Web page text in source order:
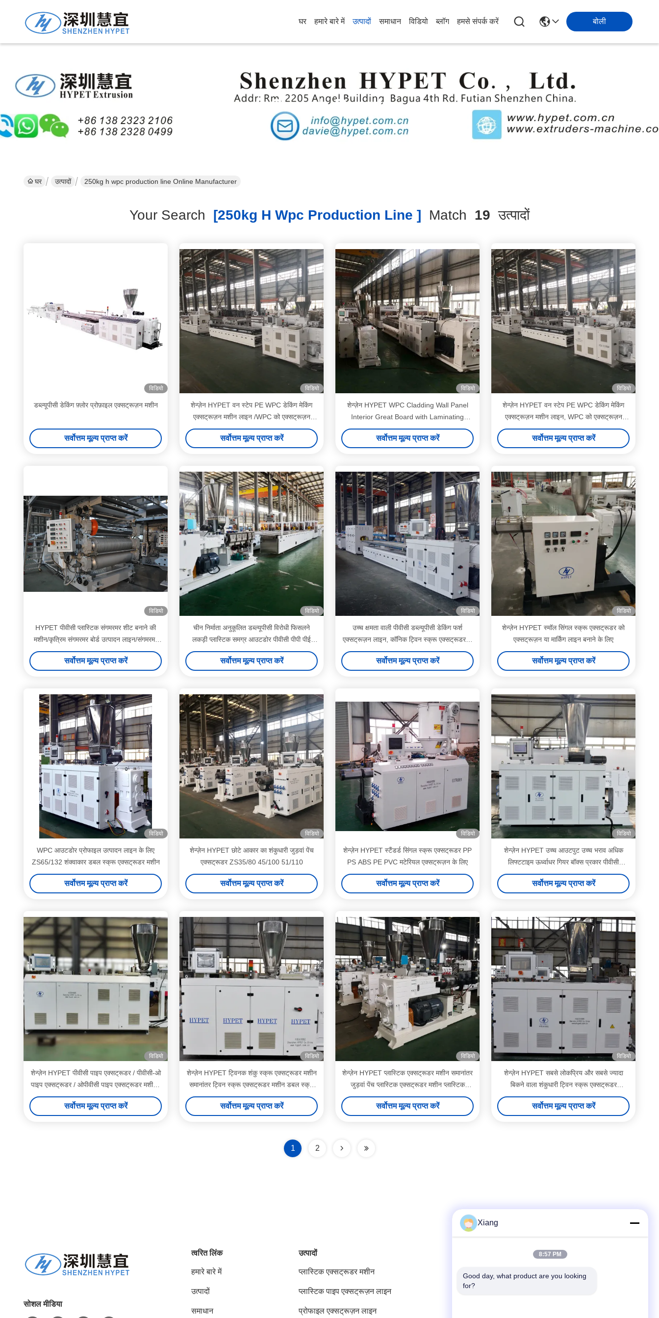
घर हमारे बारे में उत्पादों समाधान विडियो ब्लॉग हमसे संपर्क करें बोली
Search Result
घर उत्पादों 250kg h wpc production line Online Manufacturer
Your Search [250kg H Wpc Production Line ] Match 19 उत्पादों
विडियो
डब्ल्यूपीसी डेकिंग फ़्लोर प्रोफ़ाइल एक्सट्रूज़न मशीन
सर्वोत्तम मूल्य प्राप्त करें
विडियो
शेन्ज़ेन HYPET वन स्टेप PE WPC डेकिंग मेकिंग
एक्सट्रूज़न मशीन लाइन /WPC को एक्सट्रूज़न
प्रोडक्शन लाइन निर्माता
सर्वोत्तम मूल्य प्राप्त करें
विडियो
शेन्ज़ेन HYPET WPC Cladding Wall Panel
Interior Great Board with Laminating
Pattern Extrusion Machine Making
Production Line शेन्ज़ेन हाइपेट डब्ल्यूपीसी क्लैडिंग
सर्वोत्तम मूल्य प्राप्त करें
विडियो
शेन्ज़ेन HYPET वन स्टेप PE WPC डेकिंग मेकिंग
एक्सट्रूज़न मशीन लाइन, WPC को एक्सट्रूज़न
प्रोडक्शन लाइन निर्माता
सर्वोत्तम मूल्य प्राप्त करें
विडियो
HYPET पीवीसी प्लास्टिक संगमरमर शीट बनाने की
मशीन/कृत्रिम संगमरमर बोर्ड उत्पादन लाइन/संगमरमर
प्लास्टिक 3D दीवार पैनल मशीन
सर्वोत्तम मूल्य प्राप्त करें
विडियो
चीन निर्माता अनुकूलित डब्ल्यूपीसी विरोधी फिसलने
लकड़ी प्लास्टिक समग्र आउटडोर पीवीसी पीपी पीई
डब्ल्यूपीसी फोमेड डेकिंग फर्श बनाने की मशीन
सर्वोत्तम मूल्य प्राप्त करें
विडियो
उच्च क्षमता वाली पीवीसी डब्ल्यूपीसी डेकिंग फर्श
एक्सट्रूज़न लाइन, कॉनिक ट्विन स्क्रू एक्सट्रूडर के
साथ लेमिनेटिंग फिल्म सतह उपचार के साथ
सर्वोत्तम मूल्य प्राप्त करें
विडियो
शेन्ज़ेन HYPET स्मॉल सिंगल स्क्रू एक्सट्रूडर को
एक्सट्रूज़न या मार्किंग लाइन बनाने के लिए
सर्वोत्तम मूल्य प्राप्त करें
विडियो
WPC आउटडोर प्रोफाइल उत्पादन लाइन के लिए
ZS65/132 शंक्वाकार डबल स्क्रू एक्सट्रूडर मशीन
सर्वोत्तम मूल्य प्राप्त करें
विडियो
शेन्ज़ेन HYPET छोटे आकार का शंकुधारी जुड़वां पेंच
एक्सट्रूडर ZS35/80 45/100 51/110
सर्वोत्तम मूल्य प्राप्त करें
विडियो
शेन्ज़ेन HYPET स्टैंडर्ड सिंगल स्क्रू एक्सट्रूडर PP
PS ABS PE PVC मटेरियल एक्सट्रूज़न के लिए
सर्वोत्तम मूल्य प्राप्त करें
विडियो
शेन्ज़ेन HYPET उच्च आउटपुट उच्च भराव अधिक
लिफ्टटाइम ऊर्ध्वाधर गियर बॉक्स प्रकार पीवीसी
extruders मशीन
सर्वोत्तम मूल्य प्राप्त करें
विडियो
शेन्ज़ेन HYPET पीवीसी पाइप एक्सट्रूडर / पीवीसी-ओ
पाइप एक्सट्रूडर / ओपीवीसी पाइप एक्सट्रूडर मशीन /
यूपीवीसी पाइप एक्सट्रूडर मशीन
सर्वोत्तम मूल्य प्राप्त करें
विडियो
शेन्ज़ेन HYPET ट्विनक शंकु स्क्रू एक्सट्रूडर मशीन
समानांतर ट्विन स्क्रू एक्सट्रूडर मशीन डबल स्क्रू
एक्सट्रूडर मशीन
सर्वोत्तम मूल्य प्राप्त करें
विडियो
शेन्ज़ेन HYPET प्लास्टिक एक्सट्रूडर मशीन समानांतर
जुड़वां पेंच प्लास्टिक एक्सट्रूडर मशीन प्लास्टिक
एक्सट्रूडर मशीन
सर्वोत्तम मूल्य प्राप्त करें
विडियो
शेन्ज़ेन HYPET सबसे लोकप्रिय और सबसे ज्यादा
बिकने वाला शंकुधारी ट्विन स्क्रू एक्सट्रूडर
ZS55/120 65/132 80/156
सर्वोत्तम मूल्य प्राप्त करें
1 2
सोशल मीडिया
त्वरित लिंक
हमारे बारे में
उत्पादों
समाधान
उत्पादों
प्लास्टिक एक्सट्रूडर मशीन
प्लास्टिक पाइप एक्सट्रूज़न लाइन
प्रोफाइल एक्सट्रूज़न लाइन
टेलीफोन
Xiang
8:57 PM
Good day, what product are you looking
for?